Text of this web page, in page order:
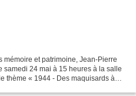
et patrimoine, Jean-Pierre
samedi 24 mai à 15 heures à la salle
thème « 1944 - Des maquisards à